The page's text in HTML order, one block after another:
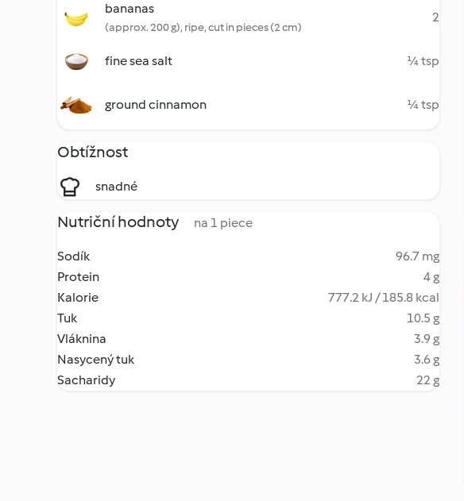
bananas
(approx. 200 g), ripe, cut in pieces (2 cm)
2
fine sea salt ¼ tsp
ground cinnamon ¼ tsp
Obtížnost
snadné
Nutriční hodnoty na 1 piece
Sodík
96.7 mg
Protein
4 g
Kalorie
777.2 kJ / 185.8 kcal
Tuk
10.5 g
Vláknina
3.9 g
Nasycený tuk
3.6 g
Sacharidy
22 g